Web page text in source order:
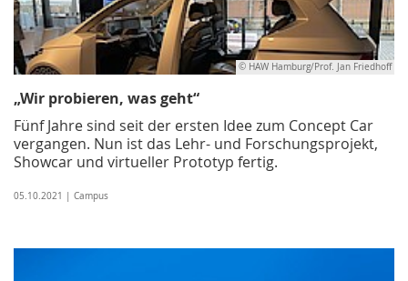
© HAW Hamburg/Prof. Jan Friedhoff
„Wir probieren, was geht“
Fünf Jahre sind seit der ersten Idee zum Concept Car
vergangen. Nun ist das Lehr- und Forschungsprojekt,
Showcar und virtueller Prototyp fertig.
05.10.2021 | Campus